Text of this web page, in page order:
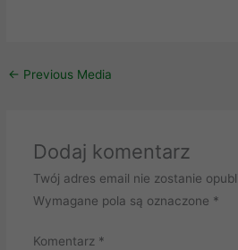
← Previous Media
Dodaj komentarz
Twój adres email nie zostanie
Wymagane pola są oznaczone *
Komentarz *